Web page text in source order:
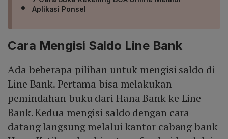
Aplikasi Ponsel
Cara Mengisi Saldo Line Bank
Ada beberapa pilihan untuk mengisi saldo di
Line Bank. Pertama bisa melakukan
pemindahan buku dari Hana Bank ke Line
Bank. Kedua mengisi saldo dengan cara
datang langsung melalui kantor cabang bank